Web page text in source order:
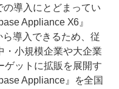
導入にとどまってい
Appliance X6』
導入できるため、従
・小規模企業や大企業
ゲットに拡販を展開す
Appliance』を全国